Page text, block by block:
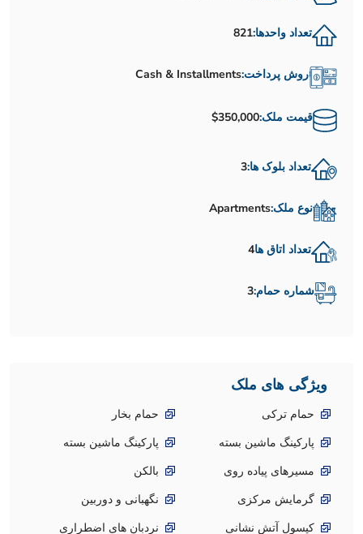
تعداد واحدها:821
روش پرداخت:Cash & Installments
قیمت ملک:$350,000
تعداد بلوک ها:3
نوع ملک:Apartments
تعداد اتاق ها4
شماره حمام:3
ویژگی های ملک
حمام ترکی
حمام بخار
پارکینگ ماشین بسته
پارکینگ ماشین بسته
مسیرهای پیاده روی
بالکن
گرمایش مرکزی
نگهبانی و دوربین
کپسول آتش نشانی
نردبان های اضطراری